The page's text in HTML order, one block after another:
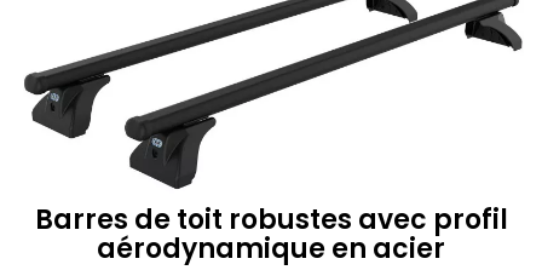
Barres de toit robustes avec profil
aérodynamique en acier